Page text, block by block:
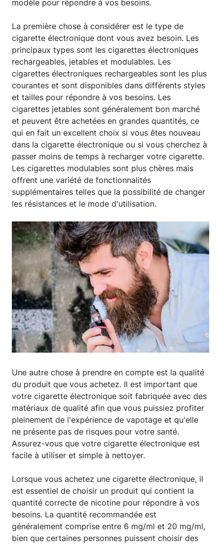
modèle pour répondre à vos besoins.
La première chose à considérer est le type de
cigarette électronique dont vous avez besoin. Les
principaux types sont les cigarettes électroniques
rechargeables, jetables et modulables. Les
cigarettes électroniques rechargeables sont les plus
courantes et sont disponibles dans différents styles
et tailles pour répondre à vos besoins. Les
cigarettes jetables sont généralement bon marché
et peuvent être achetées en grandes quantités, ce
qui en fait un excellent choix si vous êtes nouveau
dans la cigarette électronique ou si vous cherchez à
passer moins de temps à recharger votre cigarette.
Les cigarettes modulables sont plus chères mais
offrent une variété de fonctionnalités
supplémentaires telles que la possibilité de changer
les résistances et le mode d'utilisation.
Une autre chose à prendre en compte est la qualité
du produit que vous achetez. Il est important que
votre cigarette électronique soit fabriquée avec des
matériaux de qualité afin que vous puissiez profiter
pleinement de l'expérience de vapotage et qu'elle
ne présente pas de risques pour votre santé.
Assurez-vous que votre cigarette électronique est
facile à utiliser et simple à nettoyer.
Lorsque vous achetez une cigarette électronique, il
est essentiel de choisir un produit qui contient la
quantité correcte de nicotine pour répondre à vos
besoins. La quantité recommandée est
généralement comprise entre 6 mg/ml et 20 mg/ml,
bien que certaines personnes puissent choisir des